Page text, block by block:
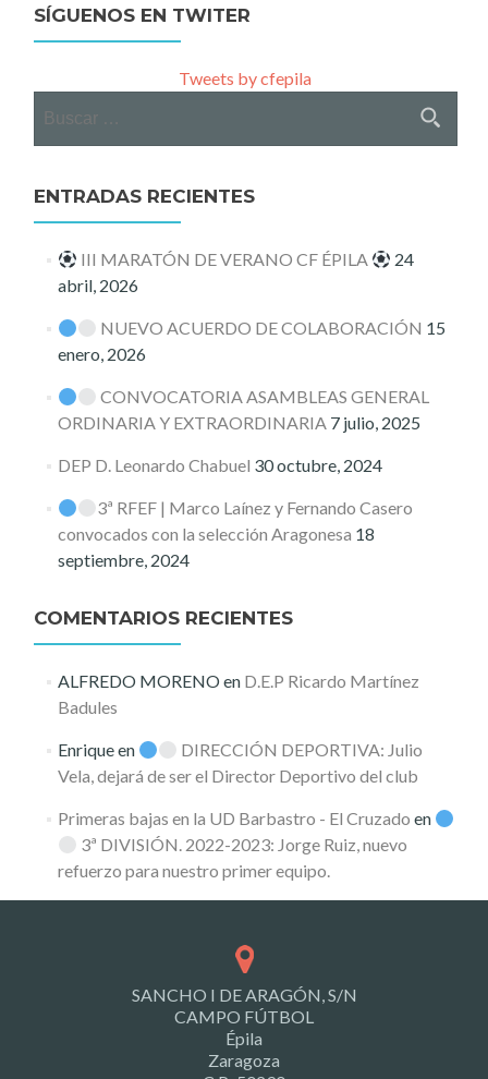
SÍGUENOS EN TWITER
Tweets by cfepila
ENTRADAS RECIENTES
III MARATÓN DE VERANO CF ÉPILA
24
abril, 2026
NUEVO ACUERDO DE COLABORACIÓN 15
enero, 2026
CONVOCATORIA ASAMBLEAS GENERAL
ORDINARIA Y EXTRAORDINARIA 7 julio, 2025
DEP D. Leonardo Chabuel 30 octubre, 2024
3ª RFEF | Marco Laínez y Fernando Casero
convocados con la selección Aragonesa 18
septiembre, 2024
COMENTARIOS RECIENTES
ALFREDO MORENOen D.E.P Ricardo Martínez
Badules
Enriqueen
DIRECCIÓN DEPORTIVA: Julio
Vela, dejará de ser el Director Deportivo del club
Primeras bajas en la UD Barbastro - El Cruzado en
3ª DIVISIÓN. 2022-2023: Jorge Ruiz, nuevo
refuerzo para nuestro primer equipo.
SANCHO I DE ARAGÓN, S/N
CAMPO FÚTBOL
Épila
Zaragoza